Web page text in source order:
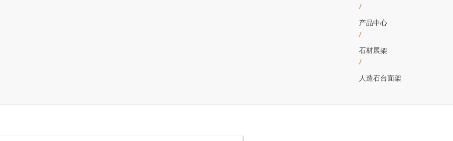
/
产品中心
/
石材展架
/
人造石台面架